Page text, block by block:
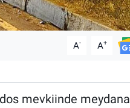
A- A+
mevkiinde meydana